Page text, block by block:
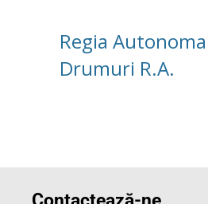
Regia
Drumuri R.A.